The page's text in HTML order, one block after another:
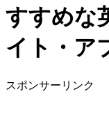
すすめな
イト・ア
スポンサーリンク